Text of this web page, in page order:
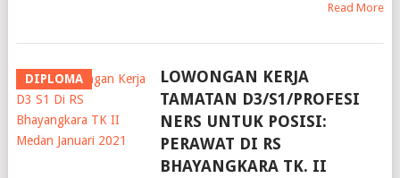
Read More
DIPLOMA
LOWONGAN KERJA
TAMATAN D3/S1/PROFESI
NERS UNTUK POSISI:
PERAWAT DI RS
BHAYANGKARA TK. II